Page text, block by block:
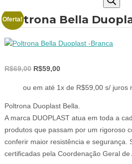
Poltrona Bella
Oferta!
R$69,00 O
original
era:
R$69,00.
R$59,00O
atual
é:
R$59,00.
ou em até 1x de R$59,00 s/ juros
Poltrona Duoplast Bella.
A marca DUOPLAST atua em toda a
produtos que passam por um rigoroso
conferir maior resistência e segurança.
certificadas pela Coordenação Geral